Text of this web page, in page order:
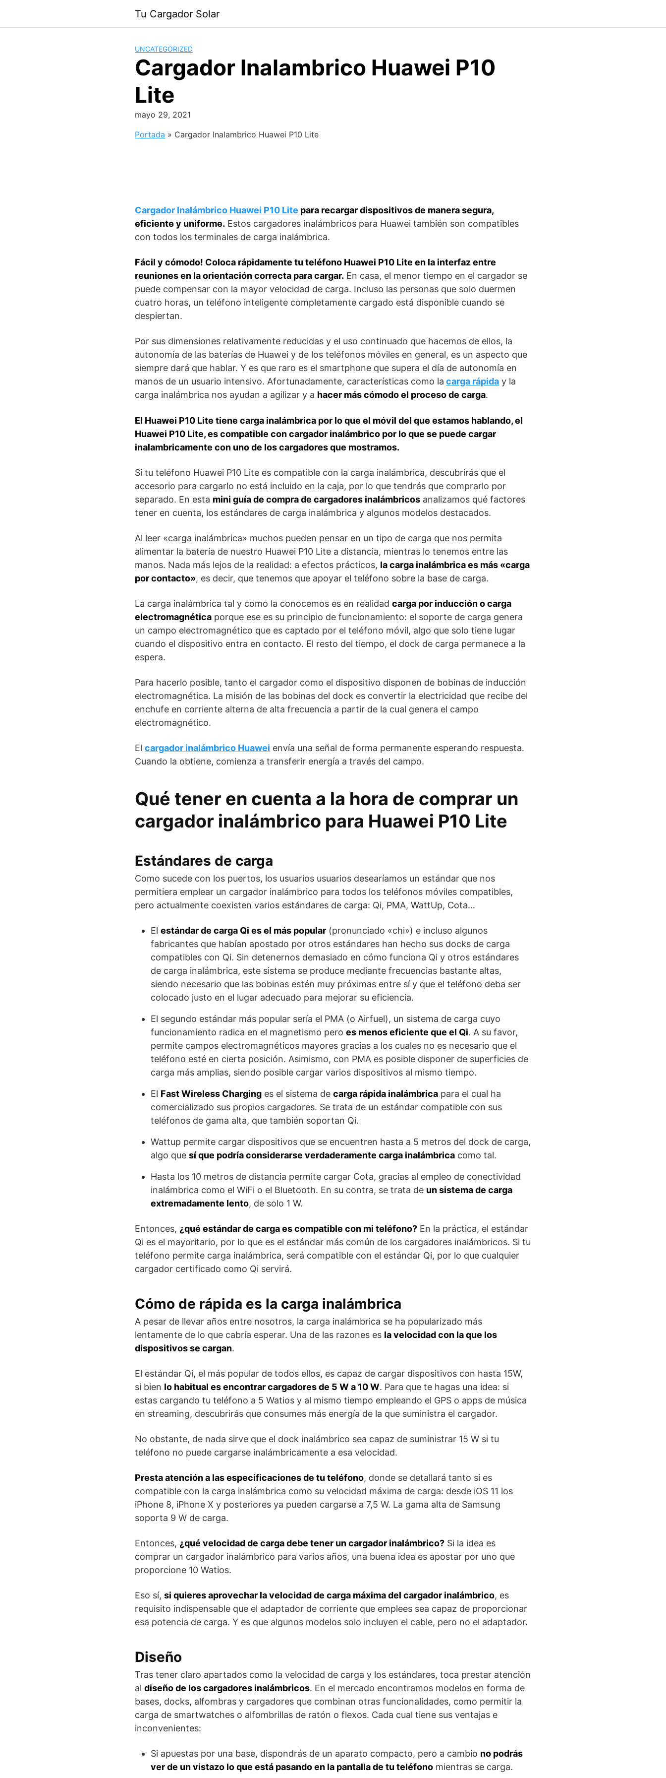
contenido
Tu Cargador Solar
UNCATEGORIZED
Cargador Inalambrico Huawei P10
Lite
mayo 29, 2021
Portada » Cargador Inalambrico Huawei P10 Lite
Cargador Inalámbrico Huawei P10 Lite para recargar dispositivos de manera segura,
eficiente y uniforme. Estos cargadores inalámbricos para Huawei también son compatibles
con todos los terminales de carga inalámbrica.
Fácil y cómodo! Coloca rápidamente tu teléfono Huawei P10 Lite en la interfaz entre
reuniones en la orientación correcta para cargar. En casa, el menor tiempo en el cargador se
puede compensar con la mayor velocidad de carga. Incluso las personas que solo duermen
cuatro horas, un teléfono inteligente completamente cargado está disponible cuando se
despiertan.
Por sus dimensiones relativamente reducidas y el uso continuado que hacemos de ellos, la
autonomía de las baterías de Huawei y de los teléfonos móviles en general, es un aspecto que
siempre dará que hablar. Y es que raro es el smartphone que supera el día de autonomía en
manos de un usuario intensivo. Afortunadamente, características como la carga rápida y la
carga inalámbrica nos ayudan a agilizar y a hacer más cómodo el proceso de carga.
El Huawei P10 Lite tiene carga inalámbrica por lo que el móvil del que estamos hablando, el
Huawei P10 Lite, es compatible con cargador inalámbrico por lo que se puede cargar
inalambricamente con uno de los cargadores que mostramos.
Si tu teléfono Huawei P10 Lite es compatible con la carga inalámbrica, descubrirás que el
accesorio para cargarlo no está incluido en la caja, por lo que tendrás que comprarlo por
separado. En esta mini guía de compra de cargadores inalámbricos analizamos qué factores
tener en cuenta, los estándares de carga inalámbrica y algunos modelos destacados.
Al leer «carga inalámbrica» muchos pueden pensar en un tipo de carga que nos permita
alimentar la batería de nuestro Huawei P10 Lite a distancia, mientras lo tenemos entre las
manos. Nada más lejos de la realidad: a efectos prácticos, la carga inalámbrica es más «carga
por contacto», es decir, que tenemos que apoyar el teléfono sobre la base de carga.
La carga inalámbrica tal y como la conocemos es en realidad carga por inducción o carga
electromagnética porque ese es su principio de funcionamiento: el soporte de carga genera
un campo electromagnético que es captado por el teléfono móvil, algo que solo tiene lugar
cuando el dispositivo entra en contacto. El resto del tiempo, el dock de carga permanece a la
espera.
Para hacerlo posible, tanto el cargador como el dispositivo disponen de bobinas de inducción
electromagnética. La misión de las bobinas del dock es convertir la electricidad que recibe del
enchufe en corriente alterna de alta frecuencia a partir de la cual genera el campo
electromagnético.
El cargador inalámbrico Huawei envía una señal de forma permanente esperando respuesta.
Cuando la obtiene, comienza a transferir energía a través del campo.
Qué tener en cuenta a la hora de comprar un
cargador inalámbrico para Huawei P10 Lite
Estándares de carga
Como sucede con los puertos, los usuarios usuarios desearíamos un estándar que nos
permitiera emplear un cargador inalámbrico para todos los teléfonos móviles compatibles,
pero actualmente coexisten varios estándares de carga: Qi, PMA, WattUp, Cota…
El estándar de carga Qi es el más popular (pronunciado «chi») e incluso algunos
fabricantes que habían apostado por otros estándares han hecho sus docks de carga
compatibles con Qi. Sin detenernos demasiado en cómo funciona Qi y otros estándares
de carga inalámbrica, este sistema se produce mediante frecuencias bastante altas,
siendo necesario que las bobinas estén muy próximas entre sí y que el teléfono deba ser
colocado justo en el lugar adecuado para mejorar su eficiencia.
El segundo estándar más popular sería el PMA (o Airfuel), un sistema de carga cuyo
funcionamiento radica en el magnetismo pero es menos eficiente que el Qi. A su favor,
permite campos electromagnéticos mayores gracias a los cuales no es necesario que el
teléfono esté en cierta posición. Asimismo, con PMA es posible disponer de superficies de
carga más amplias, siendo posible cargar varios dispositivos al mismo tiempo.
El Fast Wireless Charging es el sistema de carga rápida inalámbrica para el cual ha
comercializado sus propios cargadores. Se trata de un estándar compatible con sus
teléfonos de gama alta, que también soportan Qi.
Wattup permite cargar dispositivos que se encuentren hasta a 5 metros del dock de carga,
algo que sí que podría considerarse verdaderamente carga inalámbrica como tal.
Hasta los 10 metros de distancia permite cargar Cota, gracias al empleo de conectividad
inalámbrica como el WiFi o el Bluetooth. En su contra, se trata de un sistema de carga
extremadamente lento, de solo 1 W.
Entonces, ¿qué estándar de carga es compatible con mi teléfono? En la práctica, el estándar
Qi es el mayoritario, por lo que es el estándar más común de los cargadores inalámbricos. Si tu
teléfono permite carga inalámbrica, será compatible con el estándar Qi, por lo que cualquier
cargador certificado como Qi servirá.
Cómo de rápida es la carga inalámbrica
A pesar de llevar años entre nosotros, la carga inalámbrica se ha popularizado más
lentamente de lo que cabría esperar. Una de las razones es la velocidad con la que los
dispositivos se cargan.
El estándar Qi, el más popular de todos ellos, es capaz de cargar dispositivos con hasta 15W,
si bien lo habitual es encontrar cargadores de 5 W a 10 W. Para que te hagas una idea: si
estas cargando tu teléfono a 5 Watios y al mismo tiempo empleando el GPS o apps de música
en streaming, descubrirás que consumes más energía de la que suministra el cargador.
No obstante, de nada sirve que el dock inalámbrico sea capaz de suministrar 15 W si tu
teléfono no puede cargarse inalámbricamente a esa velocidad.
Presta atención a las especificaciones de tu teléfono, donde se detallará tanto si es
compatible con la carga inalámbrica como su velocidad máxima de carga: desde iOS 11 los
iPhone 8, iPhone X y posteriores ya pueden cargarse a 7,5 W. La gama alta de Samsung
soporta 9 W de carga.
Entonces, ¿qué velocidad de carga debe tener un cargador inalámbrico? Si la idea es
comprar un cargador inalámbrico para varios años, una buena idea es apostar por uno que
proporcione 10 Watios.
Eso sí, si quieres aprovechar la velocidad de carga máxima del cargador inalámbrico, es
requisito indispensable que el adaptador de corriente que emplees sea capaz de proporcionar
esa potencia de carga. Y es que algunos modelos solo incluyen el cable, pero no el adaptador.
Diseño
Tras tener claro apartados como la velocidad de carga y los estándares, toca prestar atención
al diseño de los cargadores inalámbricos. En el mercado encontramos modelos en forma de
bases, docks, alfombras y cargadores que combinan otras funcionalidades, como permitir la
carga de smartwatches o alfombrillas de ratón o flexos. Cada cual tiene sus ventajas e
inconvenientes:
Si apuestas por una base, dispondrás de un aparato compacto, pero a cambio no podrás
ver de un vistazo lo que está pasando en la pantalla de tu teléfono mientras se carga.